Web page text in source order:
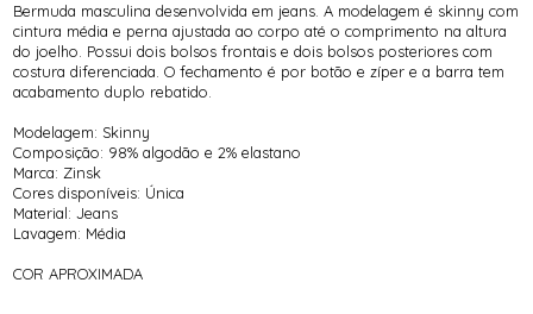
Bermuda masculina desenvolvida em jeans. A modelagem é skinny com
cintura média e perna ajustada ao corpo até o comprimento na altura
do joelho. Possui dois bolsos frontais e dois bolsos posteriores com
costura diferenciada. O fechamento é por botão e zíper e a barra tem
acabamento duplo rebatido.
Modelagem: Skinny
Composição: 98% algodão e 2% elastano
Marca: Zinsk
Cores disponíveis: Única
Material: Jeans
Lavagem: Média
COR APROXIMADA